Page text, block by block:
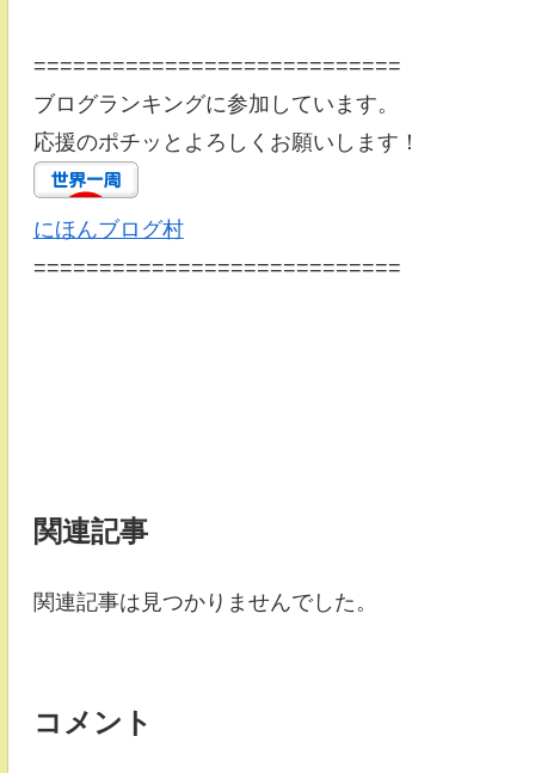
============================
ブログランキングに参加しています。
応援のポチッとよろしくお願いします！
にほんブログ村
============================
関連記事
関連記事は見つかりませんでした。
コメント